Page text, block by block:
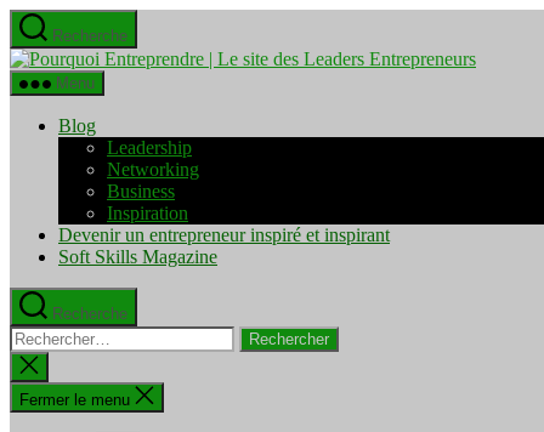
Aller
au
contenu
Recherche
Pourquoi
Menu
Blog
Leadership
Networking
Business
Inspiration
Devenir un entrepreneur inspiré et inspirant
Soft Skills Magazine
Recherche
Rechercher :
Fermer
la
recherche
Fermer le menu